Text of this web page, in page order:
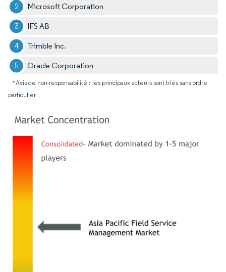
Microsoft Corporation
IFS AB
Trimble Inc.
Oracle Corporation
*Avis de non-responsabilité : les principaux acteurs sont triés sans ordre
particulier